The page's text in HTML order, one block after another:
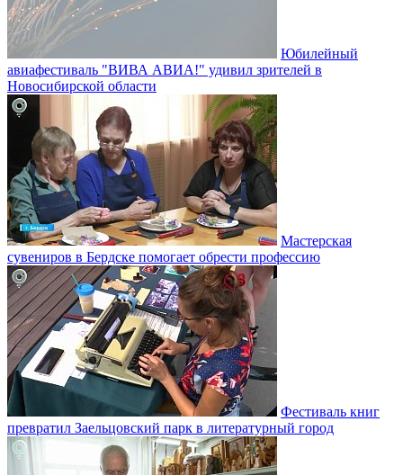
Юбилейный
авиафестиваль "ВИВА АВИА!" удивил зрителей в
Новосибирской области
Мастерская
сувениров в Бердске помогает обрести профессию
Фестиваль книг
превратил Заельцовский парк в литературный город